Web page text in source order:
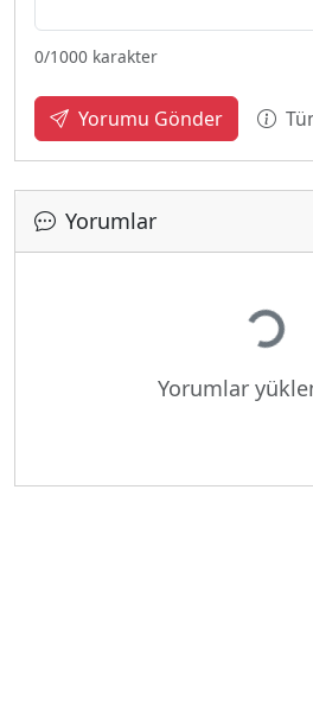
0/1000 karakter
Yorumu Gönder
Yorumlar
Yorumlar